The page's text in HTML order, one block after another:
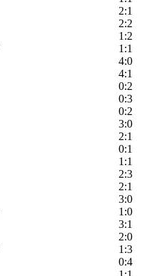
2:1
2:2
1:2
1:1
4:0
4:1
0:2
0:3
0:2
3:0
2:1
0:1
1:1
2:3
2:1
3:0
1:0
3:1
2:0
1:3
0:4